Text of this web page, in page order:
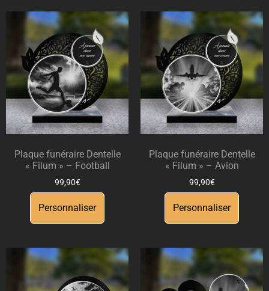
Plaque funéraire Dentelle
« Filum » – Football
99,90€
Personnaliser
Plaque funéraire Dentelle
« Filum » – Avion
99,90€
Personnaliser